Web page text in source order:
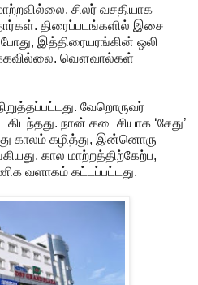
சிலர் வசதியாக
திரைப்படங்களில் இசை
இத்திரையரங்கின் ஒலி
வௌவால்கள்
வேறொருவர்
கிடந்தது. நான் கடைசியாக ‘சேது’
காலம் கழித்து, இன்னொரு
கால மாற்றத்திற்கேற்ப,
வளாகம் கட்டப்பட்டது.